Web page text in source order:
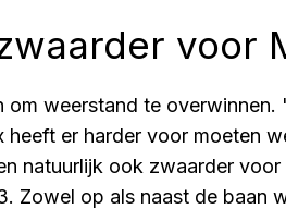
voor
weerstand te overwinnen.
er harder voor moeten
natuurlijk ook zwaarder
Zowel op als naast de baan